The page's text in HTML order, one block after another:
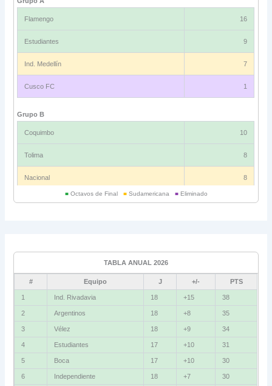
Flamengo 16
Estudiantes 9
Ind. Medellín 7
Cusco FC 1
Grupo B
Coquimbo 10
Tolima 8
Nacional 8
Bolívar 5
La Guaira
Grupo D
U. Católica
Cruzeiro 11
■Octavos de Final ■Sudamericana ■Eliminado
TABLA ANUAL 2026
# Equipo J +/- PTS
1 Ind. Rivadavia 18 +15 38
2 Argentinos 18 +8 35
3 Vélez 18 +9 34
4 Estudiantes 17 +10 31
5 Boca 17 +10 30
6 Independiente 18 +7 30